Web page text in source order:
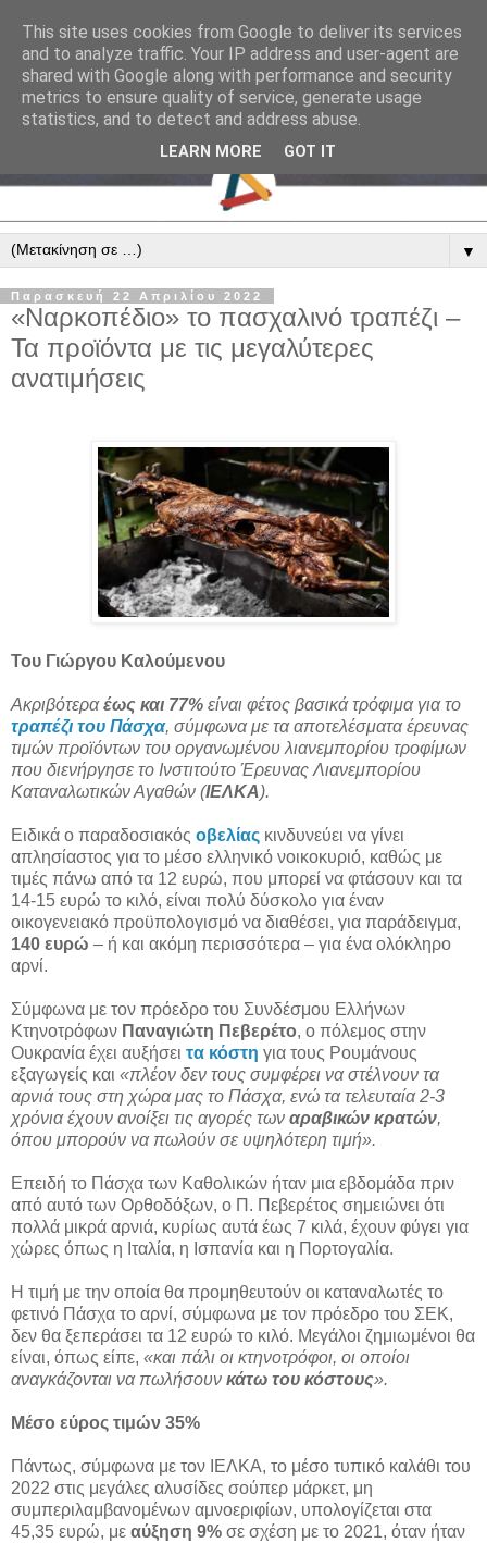
▼
Παρασκευή 22 Απριλίου 2022
«Ναρκοπέδιο» το πασχαλινό τραπέζι –
Τα προϊόντα με τις μεγαλύτερες
ανατιμήσεις
Του Γιώργου Καλούμενου
Ακριβότεραέως και 77% είναι φέτος βασικά τρόφιμα για το
τραπέζι του Πάσχα, σύμφωνα με τα αποτελέσματα έρευνας
τιμών προϊόντων του οργανωμένου λιανεμπορίου τροφίμων
που διενήργησε το Ινστιτούτο Έρευνας Λιανεμπορίου
Καταναλωτικών Αγαθών (ΙΕΛΚΑ).
Ειδικά ο παραδοσιακός οβελίας κινδυνεύει να γίνει
απλησίαστος για το μέσο ελληνικό νοικοκυριό, καθώς με
τιμές πάνω από τα 12 ευρώ, που μπορεί να φτάσουν και τα
14-15 ευρώ το κιλό, είναι πολύ δύσκολο για έναν
οικογενειακό προϋπολογισμό να διαθέσει, για παράδειγμα,
140 ευρώ – ή και ακόμη περισσότερα – για ένα ολόκληρο
αρνί.
Σύμφωνα με τον πρόεδρο του Συνδέσμου Ελλήνων
Κτηνοτρόφων Παναγιώτη Πεβερέτο, ο πόλεμος στην
Ουκρανία έχει αυξήσει τα κόστη για τους Ρουμάνους
εξαγωγείς και «πλέον δεν τους συμφέρει να στέλνουν τα
αρνιά τους στη χώρα μας το Πάσχα, ενώ τα τελευταία 2-3
χρόνια έχουν ανοίξει τις αγορές των αραβικών κρατών,
όπου μπορούν να πωλούν σε υψηλότερη τιμή».
Επειδή το Πάσχα των Καθολικών ήταν μια εβδομάδα πριν
από αυτό των Ορθοδόξων, ο Π. Πεβερέτος σημειώνει ότι
πολλά μικρά αρνιά, κυρίως αυτά έως 7 κιλά, έχουν φύγει για
χώρες όπως η Ιταλία, η Ισπανία και η Πορτογαλία.
Η τιμή με την οποία θα προμηθευτούν οι καταναλωτές το
φετινό Πάσχα το αρνί, σύμφωνα με τον πρόεδρο του ΣΕΚ,
δεν θα ξεπεράσει τα 12 ευρώ το κιλό. Μεγάλοι ζημιωμένοι θα
είναι, όπως είπε, «και πάλι οι κτηνοτρόφοι, οι οποίοι
αναγκάζονται να πωλήσουν κάτω του κόστους».
Μέσο εύρος τιμών 35%
Πάντως, σύμφωνα με τον ΙΕΛΚΑ, το μέσο τυπικό καλάθι του
2022 στις μεγάλες αλυσίδες σούπερ μάρκετ, μη
συμπεριλαμβανομένων αμνοεριφίων, υπολογίζεται στα
45,35 ευρώ, με αύξηση 9% σε σχέση με το 2021, όταν ήταν
This site uses cookies from Google to deliver its services
and to analyze traffic. Your IP address and user-agent are
shared with Google along with performance and security
metrics to ensure quality of service, generate usage
statistics, and to detect and address abuse.
LEARN MORE GOT IT